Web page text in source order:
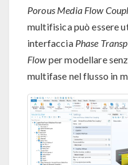
Porous Media Flow
multifisica può essere
interfaccia Phase
Flowper modellare
multifase nel flusso in